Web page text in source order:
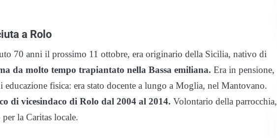
a Rolo
70 anni il prossimo 11 ottobre, era originario della Sicilia, nativo di
da molto tempo trapiantato nella Bassa emiliana. Era in pensione,
educazione fisica: era stato docente a lungo a Moglia, nel Mantovano.
di vicesindaco di Rolo dal 2004 al 2014. Volontario della parrocchia,
la Caritas locale.